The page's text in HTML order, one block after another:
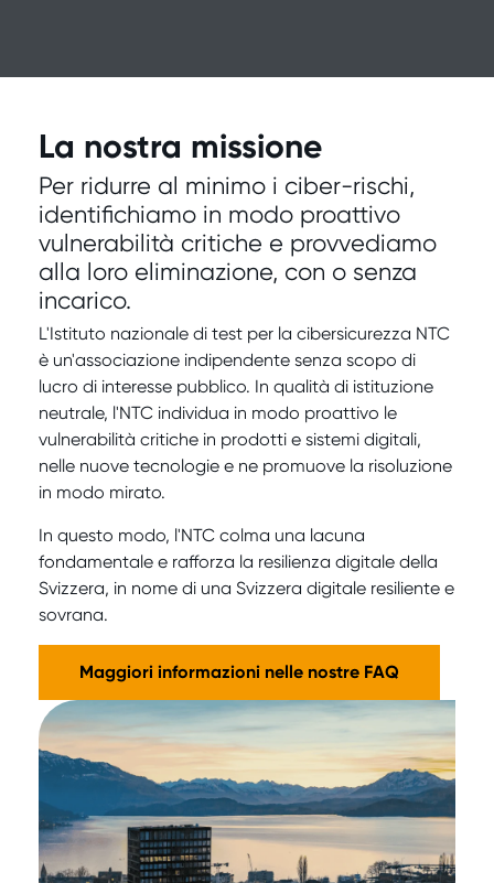
La nostra missione
Per ridurre al minimo i ciber-rischi,
identifichiamo in modo proattivo
vulnerabilità critiche e provvediamo
alla loro eliminazione, con o senza
incarico.
L'Istituto nazionale di test per la cibersicurezza NTC
è un'associazione indipendente senza scopo di
lucro di interesse pubblico. In qualità di istituzione
neutrale, l'NTC individua in modo proattivo le
vulnerabilità critiche in prodotti e sistemi digitali,
nelle nuove tecnologie e ne promuove la risoluzione
in modo mirato.
In questo modo, l'NTC colma una lacuna
fondamentale e rafforza la resilienza digitale della
Svizzera, in nome di una Svizzera digitale resiliente e
sovrana.
Maggiori informazioni nelle nostre FAQ